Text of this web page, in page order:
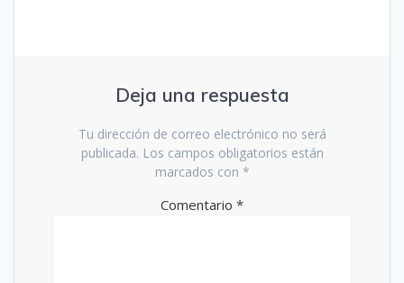
Deja una respuesta
Tu dirección de correo electrónico no será
publicada. Los campos obligatorios están
marcados con *
Comentario *